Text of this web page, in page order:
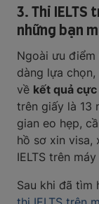
3. Thi
những bạn
Ngoài ưu điểm
dàng lựa
về kết quả
trên giấy là 13
gian eo hẹp,
hồ sơ xin visa,
IELTS trên
Sau khi đã tìm